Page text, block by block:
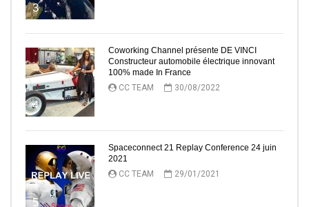
3
4
Coworking Channel présente DE VINCI
Constructeur automobile électrique innovant
100% made In France
CC TEAM
30/08/2022
5
Spaceconnect 21 Replay Conference 24 juin
2021
CC TEAM
29/01/2021